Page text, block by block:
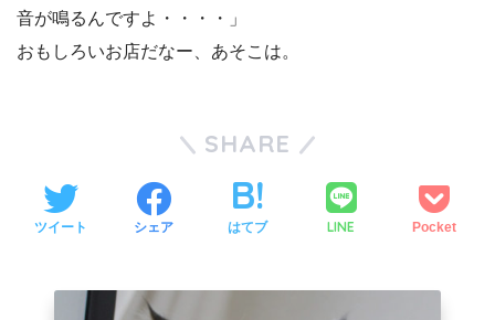
音が鳴るんですよ・・・・」
おもしろいお店だなー、あそこは。
SHARE
ツイート シェア はてブ LINE Pocket